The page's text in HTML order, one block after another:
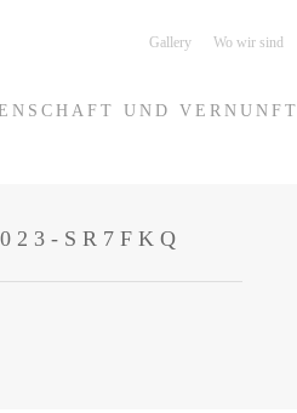
Gallery Wo wir sind
UND VERNUNFT
SR7FKQ